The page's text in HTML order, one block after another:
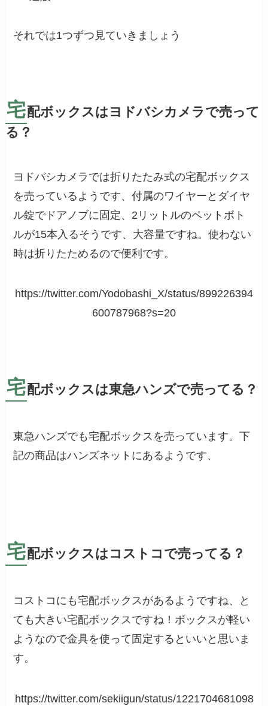
それでは1つずつ見ていきましょう
宅配ボックスはヨドバシカメラで売って
る？
ヨドバシカメラでは折りたたみ式の宅配ボックス
を売っているようです、付属のワイヤーとダイヤ
ル錠でドアノブに固定、2リットルのペットボト
ルが15本入るそうです、大容量ですね。使わない
時は折りたためるので便利です。
https://twitter.com/Yodobashi_X/status/899226394
600787968?s=20
宅配ボックスは東急ハンズで売ってる？
東急ハンズでも宅配ボックスを売っています。下
記の商品はハンズネットにあるようです、
宅配ボックスはコストコで売ってる？
コストコにも宅配ボックスがあるようですね、と
ても大きい宅配ボックスですね！ボックスが軽い
ようなので金具を使って固定するといいと思いま
す。
https://twitter.com/sekiigun/status/1221704681098